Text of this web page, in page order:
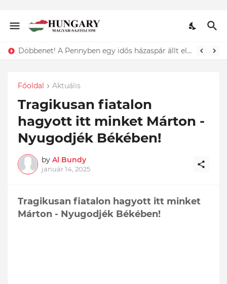
Lefotózták Oláh Ibolyát, amint épp vele csókolózik - EZT nem hiszed el, kinek a karjában kötött ki...ÍME
Főoldal Aktuális
Tragikusan fiatalon
hagyott itt minket Márton -
Nyugodjék Békében!
by Al Bundy
január 14, 2025
Tragikusan fiatalon hagyott itt minket
Márton - Nyugodjék Békében!